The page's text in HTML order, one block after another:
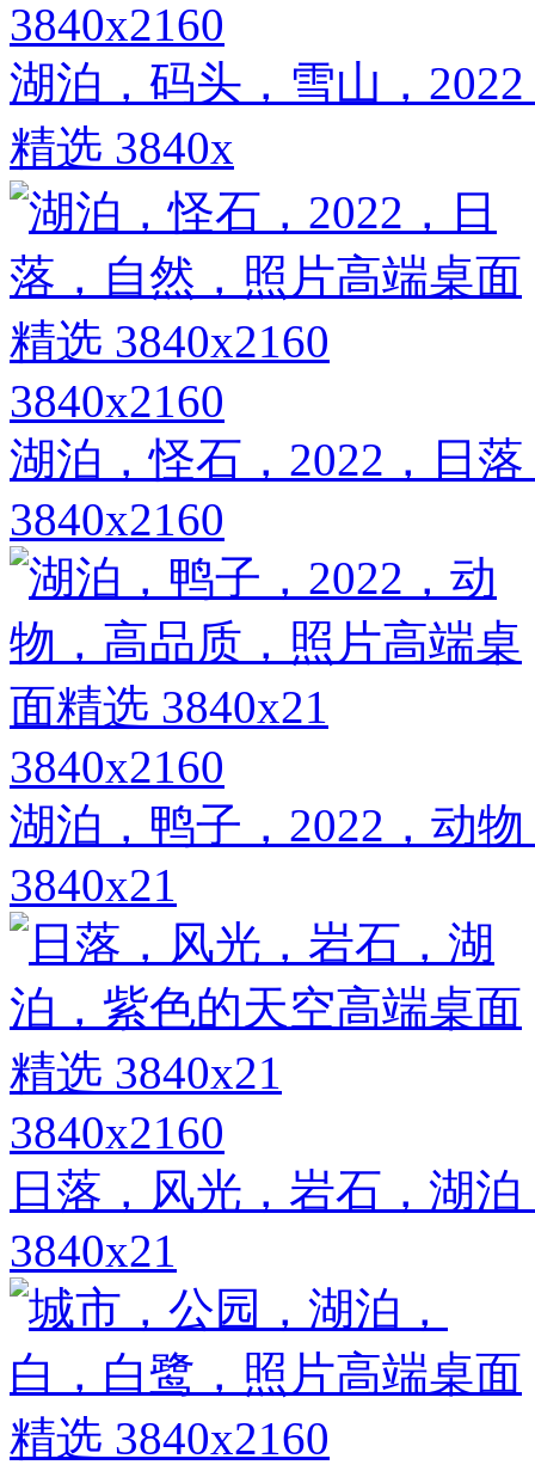
3840x2160
湖泊，码头，雪山，
精选 3840x
3840x2160
湖泊，怪石，2022，日
3840x2160
3840x2160
湖泊，鸭子，2022，动
3840x21
3840x2160
日落，风光，岩石，湖
3840x21